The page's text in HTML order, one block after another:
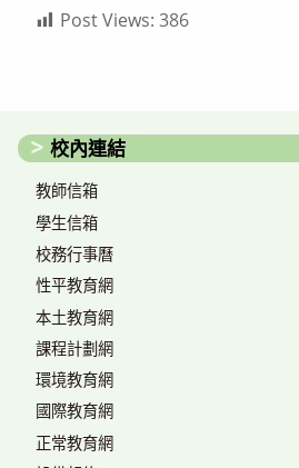
Post Views: 386
校內連結
教師信箱
學生信箱
校務行事曆
性平教育網
本土教育網
課程計劃網
環境教育網
國際教育網
正常教育網